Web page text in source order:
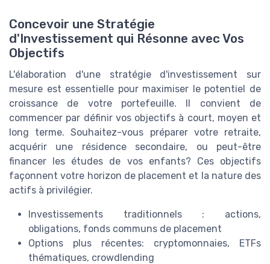
Concevoir une Stratégie
d'Investissement qui Résonne avec Vos
Objectifs
L'élaboration d'une stratégie d'investissement sur
mesure est essentielle pour maximiser le potentiel de
croissance de votre portefeuille. Il convient de
commencer par définir vos objectifs à court, moyen et
long terme. Souhaitez-vous préparer votre retraite,
acquérir une résidence secondaire, ou peut-être
financer les études de vos enfants? Ces objectifs
façonnent votre horizon de placement et la nature des
actifs à privilégier.
Investissements traditionnels : actions,
obligations, fonds communs de placement
Options plus récentes: cryptomonnaies, ETFs
thématiques, crowdlending